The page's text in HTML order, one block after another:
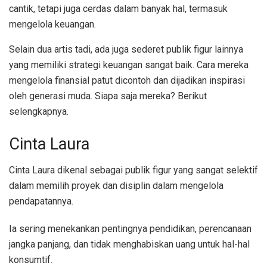
cantik, tetapi juga cerdas dalam banyak hal, termasuk
mengelola keuangan.
Selain dua artis tadi, ada juga sederet publik figur lainnya
yang memiliki strategi keuangan sangat baik. Cara mereka
mengelola finansial patut dicontoh dan dijadikan inspirasi
oleh generasi muda. Siapa saja mereka? Berikut
selengkapnya.
Cinta Laura
Cinta Laura dikenal sebagai publik figur yang sangat selektif
dalam memilih proyek dan disiplin dalam mengelola
pendapatannya.
Ia sering menekankan pentingnya pendidikan, perencanaan
jangka panjang, dan tidak menghabiskan uang untuk hal-hal
konsumtif.